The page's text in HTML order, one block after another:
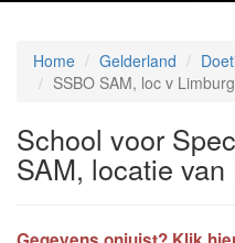
Home Gelderland
SSBO SAM, loc v
School voor
SAM, locatie